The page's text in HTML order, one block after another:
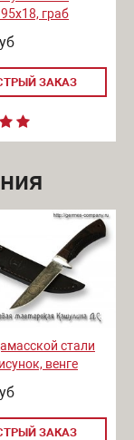
граб
ЗАКАЗ
стали
венге
ЗАКАЗ